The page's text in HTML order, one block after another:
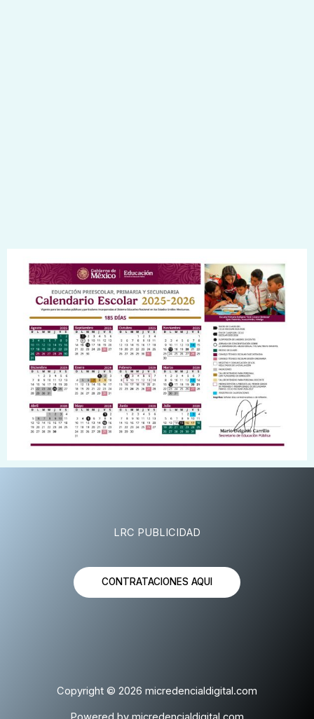
LRC PUBLICIDAD
CONTRATACIONES AQUI
Copyright © 2026 micredencialdigital.com